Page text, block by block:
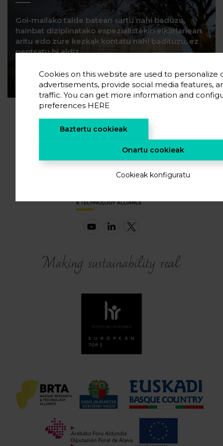
Goi-mailako talde batean sartu nahi baduzu,
hainbat diziplinatako espezialistekin elkarlanean
aritu edo zure kezkak kontatu nahi badituzu, ez
pentsatu bi aldiz...
Harremanetan jarri
Cookies on this website are used to personalize
advertisements, provide social media features,
traffic. You can get more information and
preferences HERE
Baztertu cookieak
Onartu cookieak
Cookieak konfiguratu